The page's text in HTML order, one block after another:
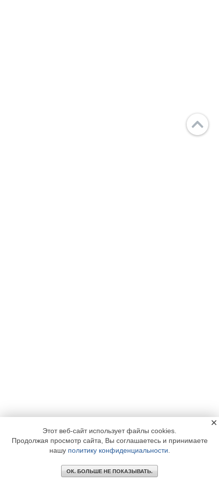
Этот веб-сайт использует файлы cookies.
Продолжая просмотр сайта, Вы соглашаетесь и принимаете
нашу политику конфиденциальности
ОК. БОЛЬШЕ НЕ ПОКАЗЫВАТЬ.
×